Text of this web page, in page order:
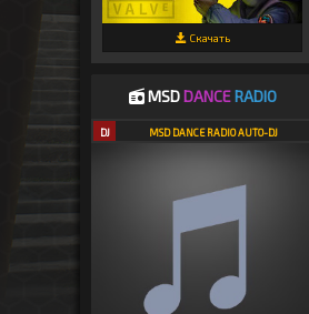
Скачать
MSDDANCE RADIO
DJ MSD DANCE RADIO AUTO-DJ